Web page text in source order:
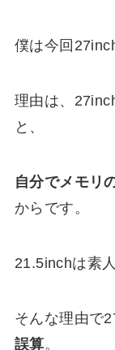
僕は今回
理由は、
と、
自分でメモリ
からです。
21.5inchは素
そんな理由で
誤算。